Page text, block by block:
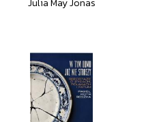
Julia May Jonas